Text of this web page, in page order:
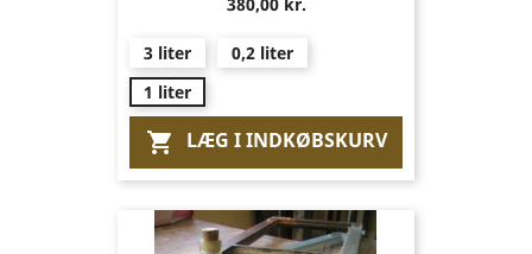
3 liter
0,2 liter
1 liter
 LÆG I INDKØBSKURV